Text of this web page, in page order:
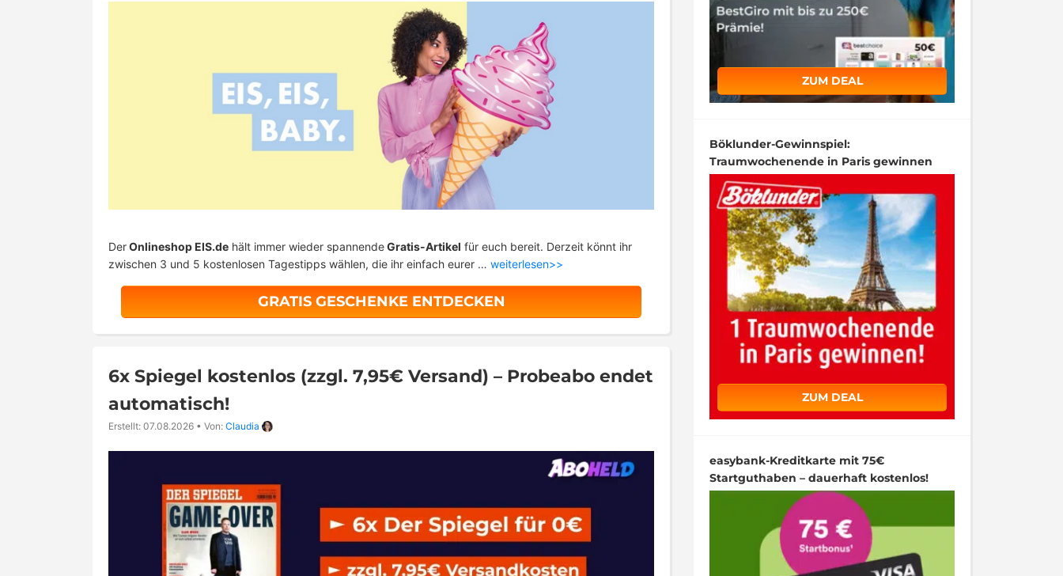
DerOnlineshop EIS.de hält immer wieder spannendeGratis-Artikel für euch bereit. Derzeit könnt ihr
zwischen 3 und 5 kostenlosen Tagestipps wählen, die ihr einfach eurer … weiterlesen>>
GRATIS GESCHENKE ENTDECKEN
6x Spiegel kostenlos (zzgl. 7,95€ Versand) – Probeabo endet
automatisch!
Erstellt: 07.08.2026 • Von: Claudia
ZUM DEAL
Böklunder-Gewinnspiel:
Traumwochenende in Paris gewinnen
ZUM DEAL
easybank-Kreditkarte mit 75€
Startguthaben – dauerhaft kostenlos!